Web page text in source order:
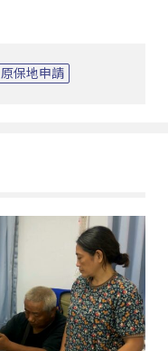
原保地申請